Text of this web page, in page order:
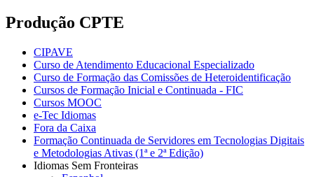
Produção CPTE
CIPAVE
Curso de Atendimento Educacional Especializado
Curso de Formação das Comissões de Heteroidentificação
Cursos de Formação Inicial e Continuada - FIC
Cursos MOOC
e-Tec Idiomas
Fora da Caixa
Formação Continuada de Servidores em Tecnologias Digitais
e Metodologias Ativas (1ª e 2ª Edição)
Idiomas Sem Fronteiras